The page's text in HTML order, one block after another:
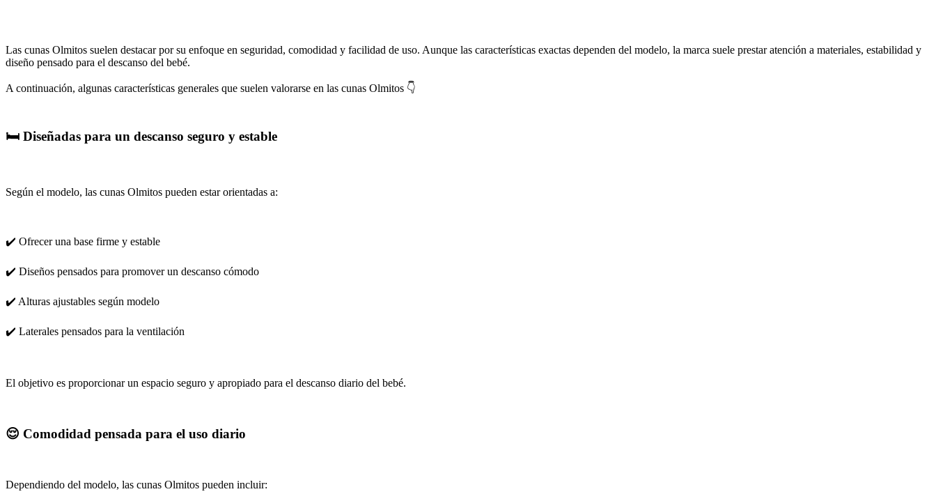
Las cunas Olmitos suelen destacar por su enfoque en seguridad, comodidad y facilidad de uso. Aunque las características exactas dependen del modelo, la marca suele prestar atención a materiales, estabilidad y
diseño pensado para el descanso del bebé.
A continuación, algunas características generales que suelen valorarse en las cunas Olmitos 👇
🛏️ Diseñadas para un descanso seguro y estable
Según el modelo, las cunas Olmitos pueden estar orientadas a:
✔️ Ofrecer una base firme y estable
✔️ Diseños pensados para promover un descanso cómodo
✔️ Alturas ajustables según modelo
✔️ Laterales pensados para la ventilación
El objetivo es proporcionar un espacio seguro y apropiado para el descanso diario del bebé.
😌 Comodidad pensada para el uso diario
Dependiendo del modelo, las cunas Olmitos pueden incluir: